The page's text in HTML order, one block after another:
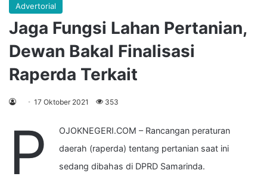
Advertorial
Jaga Fungsi Lahan Pertanian,
Dewan Bakal Finalisasi
Raperda Terkait
17 Oktober 2021 353
P
OJOKNEGERI.COM – Rancangan peraturan
daerah (raperda) tentang pertanian saat ini
sedang dibahas di DPRD Samarinda.